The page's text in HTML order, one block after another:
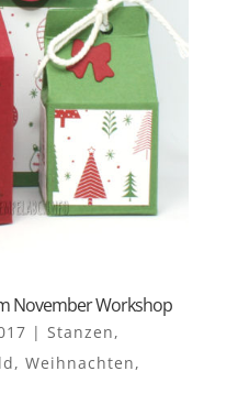
November Workshop
| Stanzen,
, Weihnachten,